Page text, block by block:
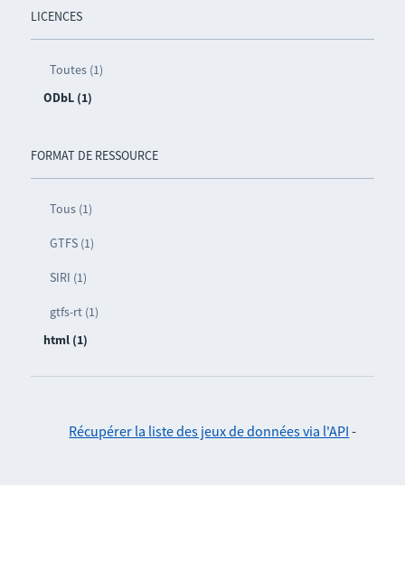
LICENCES
Toutes (1)
ODbL (1)
FORMAT DE RESSOURCE
Tous (1)
GTFS (1)
SIRI (1)
gtfs-rt (1)
html (1)
Récupérer la liste des jeux de données via l'API -